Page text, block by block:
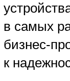
в самых
бизнес-
к